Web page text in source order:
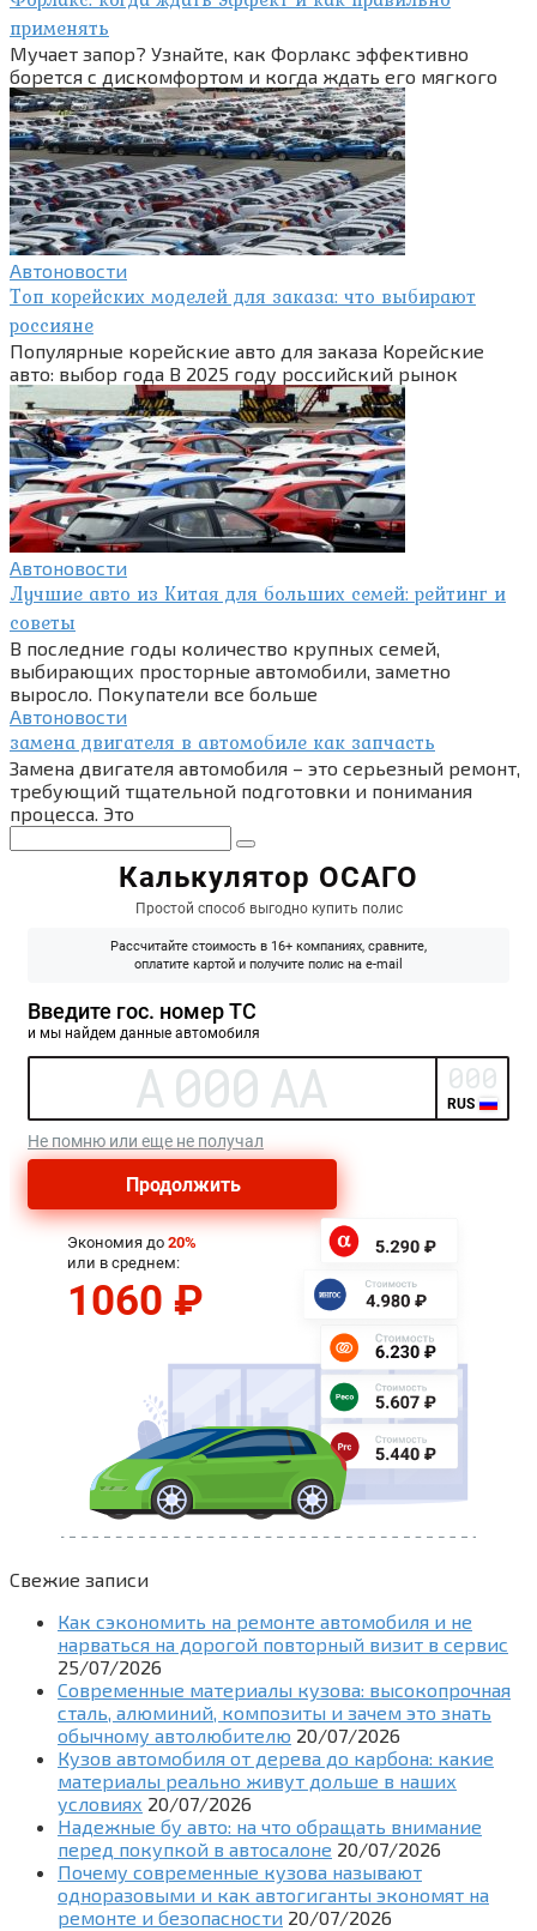
применять
Мучает запор? Узнайте, как Форлакс эффективно
борется с дискомфортом и когда ждать его мягкого
Автоновости
Топ корейских моделей для заказа: что выбирают
россияне
Популярные корейские авто для заказа Корейские
авто: выбор года В 2025 году российский рынок
Автоновости
Лучшие авто из Китая для больших семей: рейтинг и
советы
В последние годы количество крупных семей,
выбирающих просторные автомобили, заметно
выросло. Покупатели все больше
Автоновости
замена двигателя в автомобиле как запчасть
Замена двигателя автомобиля – это серьезный ремонт,
требующий тщательной подготовки и понимания
процесса. Это
Свежие записи
Как сэкономить на ремонте автомобиля и не
нарваться на дорогой повторный визит в сервис
25/07/2026
Современные материалы кузова: высокопрочная
сталь, алюминий, композиты и зачем это знать
обычному автолюбителю 20/07/2026
Кузов автомобиля от дерева до карбона: какие
материалы реально живут дольше в наших
условиях 20/07/2026
Надежные бу авто: на что обращать внимание
перед покупкой в автосалоне 20/07/2026
Почему современные кузова называют
одноразовыми и как автогиганты экономят на
ремонте и безопасности 20/07/2026